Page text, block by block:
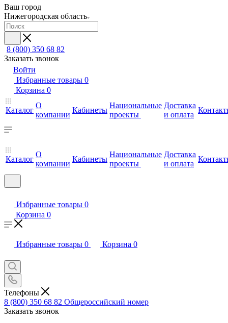
Ваш город
Нижегородская область
8 (800) 350 68 82
Заказать звонок
Войти
Избранные товары 0
Корзина 0
Каталог
О
компании
Кабинеты
Национальные
проекты
Доставка
и оплата
Каталог
О
компании
Кабинеты
Национальные
проекты
Доставка
и оплата
Избранные товары 0
Корзина 0
Избранные товары 0 Корзина 0
Телефоны
8 (800) 350 68 82 Общероссийский номер
Заказать звонок